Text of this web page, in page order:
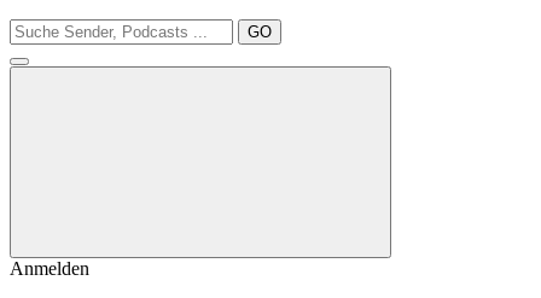
GO
Anmelden